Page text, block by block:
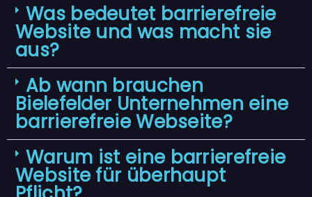
Was bedeutet barrierefreie
Website und was macht sie
aus?
Ab wann brauchen
Bielefelder Unternehmen eine
barrierefreie Webseite?
Warum ist eine barrierefreie
Website für überhaupt